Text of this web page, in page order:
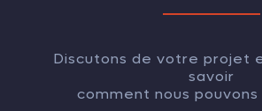
Discutons de votre projet
savoir
comment nous pouvons